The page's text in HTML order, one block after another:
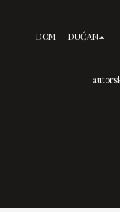
DOM DUĆAN